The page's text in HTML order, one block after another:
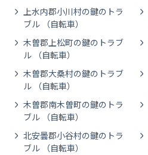
上水内郡小川村の鍵のトラ
ブル （自転車）
木曽郡上松町の鍵のトラブ
ル （自転車）
木曽郡大桑村の鍵のトラブ
ル （自転車）
木曽郡南木曽町の鍵のトラ
ブル （自転車）
北安曇郡小谷村の鍵のトラ
ブル （自転車）